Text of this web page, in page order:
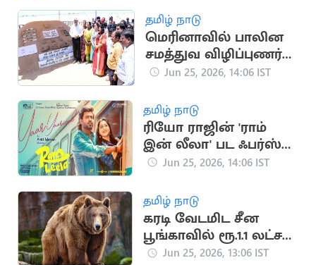
தமிழ் நாடு
மெரினாவில் பாலின
சமத்துவ விழிப்புணர்வு
மணல் சிற்பம் திறப்பு
Jun 25, 2026, 14:06 IST
தமிழ் நாடு
ரியோ ராஜின் 'ராம்
இன் லீலா' பட ஃபர்ஸ்ட்
சிங்கிளை வெளியிட்ட
Jun 25, 2026, 14:06 IST
தமிழ் நாடு
கரடி வேடமிட சீன
பூங்காவில் ரூ.1.1 லட்சம்
சம்பளத்தில் விநோத
Jun 25, 2026, 13:06 IST